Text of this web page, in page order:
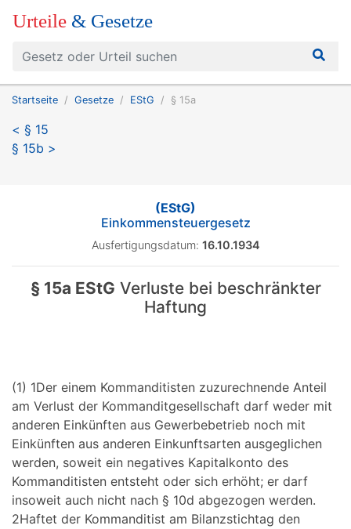
Urteile & Gesetze
Startseite Gesetze EStG § 15a
< § 15
§ 15b >
(EStG)
Einkommensteuergesetz
Ausfertigungsdatum: 16.10.1934
§ 15a EStG Verluste bei beschränkter
Haftung
(1) 1Der einem Kommanditisten zuzurechnende Anteil
am Verlust der Kommanditgesellschaft darf weder mit
anderen Einkünften aus Gewerbebetrieb noch mit
Einkünften aus anderen Einkunftsarten ausgeglichen
werden, soweit ein negatives Kapitalkonto des
Kommanditisten entsteht oder sich erhöht; er darf
insoweit auch nicht nach § 10d abgezogen werden.
2Haftet der Kommanditist am Bilanzstichtag den